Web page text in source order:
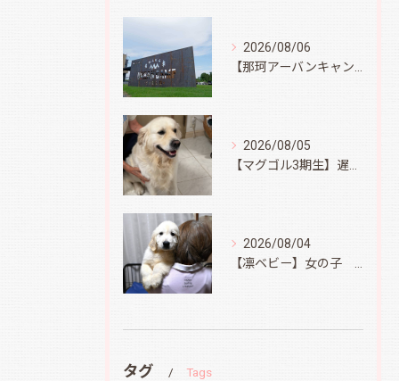
2026/08/06
2026/08/05
2026/08/04
タグ Tags